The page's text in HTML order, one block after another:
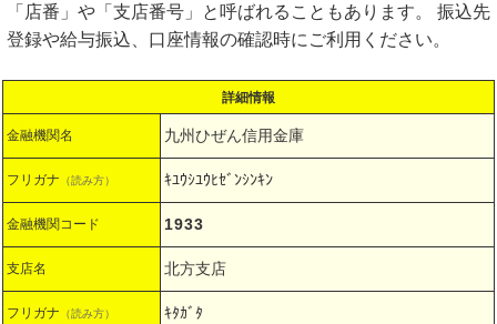
「店番」や「支店番号」と呼ばれることもあります。 振込先
登録や給与振込、口座情報の確認時にご利用ください。
詳細情報
金融機関名 九州ひぜん信用金庫
フリガナ （読み方） ｷﾕｳｼﾕｳﾋｾﾞﾝｼﾝｷﾝ
金融機関コード 1933
支店名 北方支店
フリガナ （読み方） ｷﾀｶﾞﾀ